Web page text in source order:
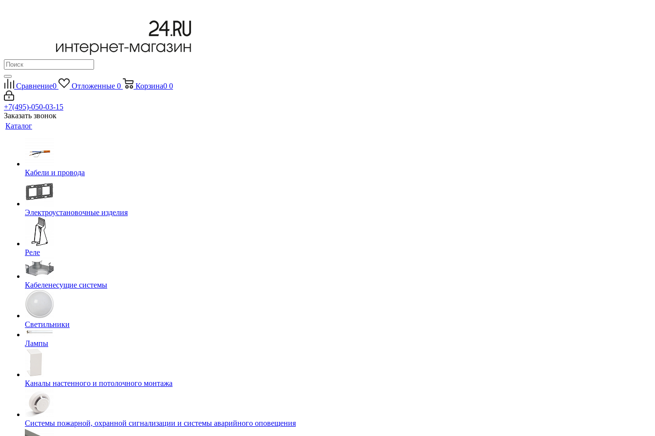
Сравнение0 Отложенные 0 Корзина0 0
+7(495)-050-03-15
Заказать звонок
Каталог
Кабели и провода
Электроустановочные изделия
Реле
Кабеленесущие системы
Светильники
Лампы
Каналы настенного и потолочного монтажа
Системы пожарной, охранной сигнализации и системы аварийного оповещения